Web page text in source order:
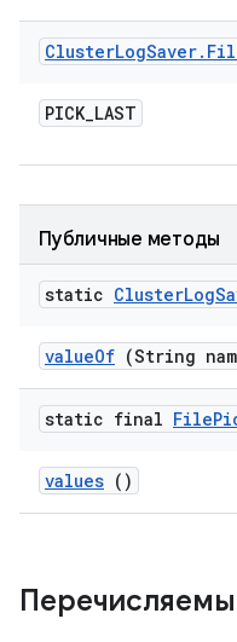
ClusterLogSaver.
PICK_LAST
Публичные методы
static ClusterLog
valueOf (String
static final File
values ()